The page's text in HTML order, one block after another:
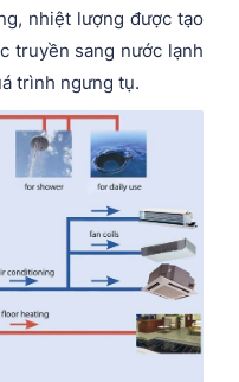
nhiệt lượng được tạo
truyền sang nước lạnh
trình ngưng tụ.